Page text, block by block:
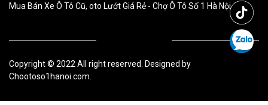
Mua Bán Xe Ô Tô Cũ, oto Lướt Giá Rẻ - Chợ Ô Tô Số 1 Hà Nội
Copyright © 2022 All right reserved. Designed by
Chootoso1hanoi.com.